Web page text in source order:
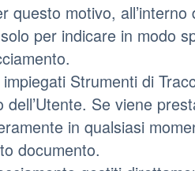
questo motivo, all’interno
per indicare in modo
Strumenti di
Se viene
in qualsiasi
documento.